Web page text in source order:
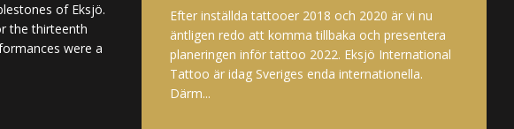
of Eksjö.
the thirteenth
were a
Efter inställda tattooer 2018 och 2020 är vi nu
äntligen redo att komma tillbaka och presentera
planeringen inför tattoo 2022. Eksjö International
Tattoo är idag Sveriges enda internationella.
Därm...